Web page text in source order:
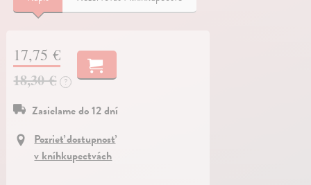
17,75 €
18,30 €
?
Zasielame do 12 dní
Pozrieť dostupnosť
v kníhkupectvách